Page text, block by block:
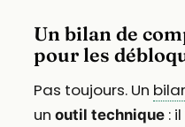
Un bilan de
pour les
Pas toujours. Un
un outil technique: il